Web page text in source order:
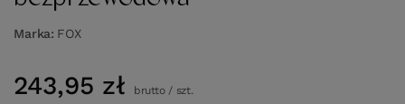
Marka FOX
243,95 zł brutto/ szt.